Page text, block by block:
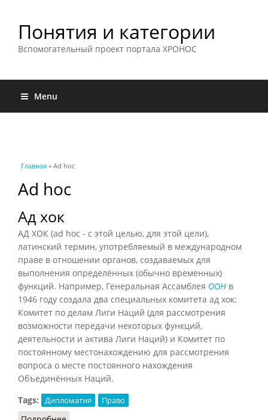
Понятия и категории
Вспомогательный проект портала ХРОНОС
Menu
Вы здесь
Главная » Ad hoc
Ad hoc
Ад хок
АД ХОК (ad hoc - с этой целью, для этой цели),
латинский термин, употребляемый в международном
праве в отношении органов, создаваемых для
выполнения определённых (обычно временных)
функций. Например, Генеральная Ассамблея ООН в
1946 году создала два специальных комитета ад хок:
Комитет по делам Лиги Наций (для рассмотрения
возможности передачи некоторых функций,
деятельности и актива Лиги Наций) и Комитет по
постоянному местонахождению для рассмотрения
вопроса о месте постоянного нахождения
Объединённых Наций.
Tags:
Дипломатия Право